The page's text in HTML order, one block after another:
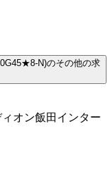
N)のその他の求
オン飯田インター